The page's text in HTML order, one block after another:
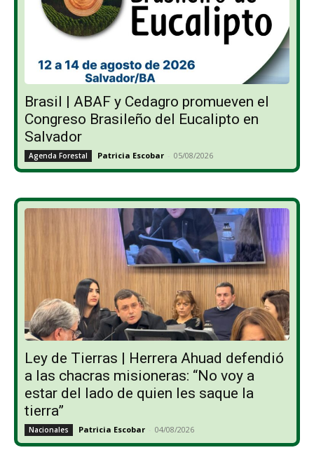
Brasil | ABAF y Cedagro promueven el
Congreso Brasileño del Eucalipto en
Salvador
Agenda Forestal Patricia Escobar - 05/08/2026
Ley de Tierras | Herrera Ahuad defendió
a las chacras misioneras: “No voy a
estar del lado de quien les saque la
tierra”
Nacionales Patricia Escobar - 04/08/2026